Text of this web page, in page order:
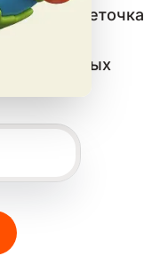
«Веточка
шаблон и
социальных